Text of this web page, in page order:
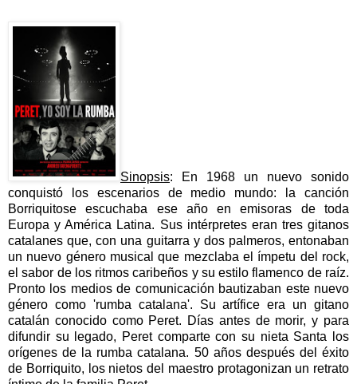
Sinopsis: En 1968 un nuevo sonido
conquistó los escenarios de medio mundo: la canción
Borriquitose escuchaba ese año en emisoras de toda
Europa y América Latina. Sus intérpretes eran tres gitanos
catalanes que, con una guitarra y dos palmeros, entonaban
un nuevo género musical que mezclaba el ímpetu del rock,
el sabor de los ritmos caribeños y su estilo flamenco de raíz.
Pronto los medios de comunicación bautizaban este nuevo
género como 'rumba catalana'. Su artífice era un gitano
catalán conocido como Peret. Días antes de morir, y para
difundir su legado, Peret comparte con su nieta Santa los
orígenes de la rumba catalana. 50 años después del éxito
de Borriquito, los nietos del maestro protagonizan un retrato